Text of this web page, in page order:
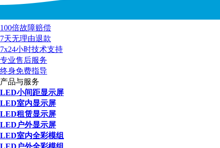
100倍故障赔偿
7天无理由退款
7x24小时技术支持
专业售后服务
终身免费指导
产品与服务
LED小间距显示屏
LED室内显示屏
LED租赁显示屏
LED户外显示屏
LED室内全彩模组
LED户外全彩模组